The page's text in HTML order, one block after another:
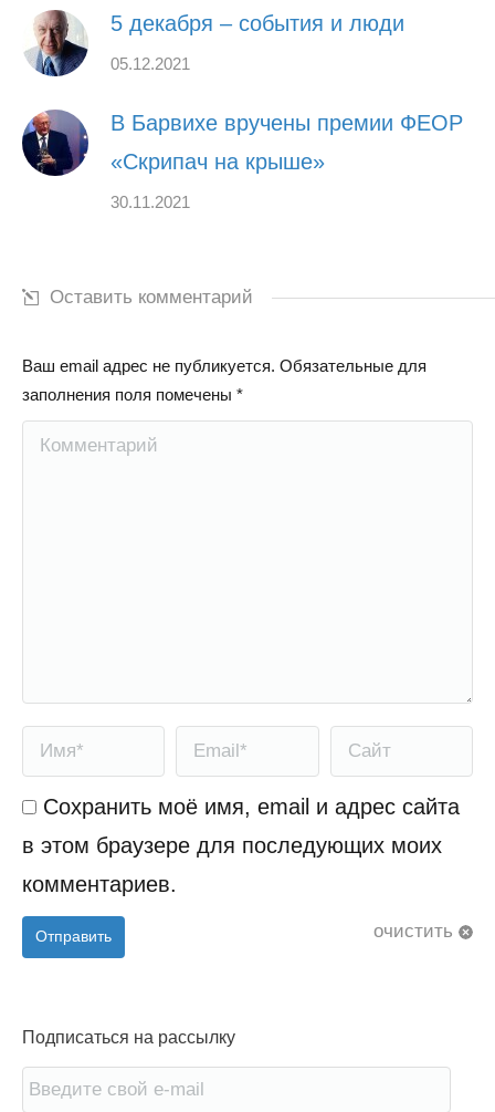
5 декабря – события и люди
05.12.2021
В Барвихе вручены премии ФЕОР
«Скрипач на крыше»
30.11.2021
Оставить комментарий
Ваш email адрес не публикуется. Обязательные для
заполнения поля помечены *
Комментарий
Имя * Email * Сайт
Сохранить моё имя, email и адрес сайта
в этом браузере для последующих моих
комментариев.
очистить
Отправить
Подписаться на рассылку